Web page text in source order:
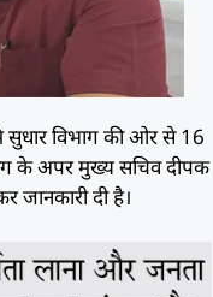
सुधार विभाग की ओर से 16
के अपर मुख्य सचिव दीपक
जानकारी दी है।